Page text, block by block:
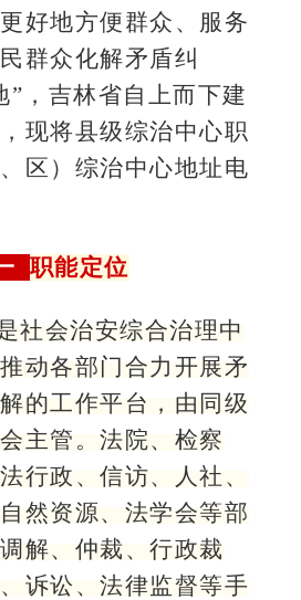
好地方便群众、服务
群众化解矛盾纠
”，吉林省自上而下建
现将县级综治中心职
区）综治中心地址电
职能定位
社会治安综合治理中
动各部门合力开展矛
的工作平台，由同级
主管。法院、检察
行政、信访、人社、
然资源、法学会等部
解、仲裁、行政裁
诉讼、法律监督等手